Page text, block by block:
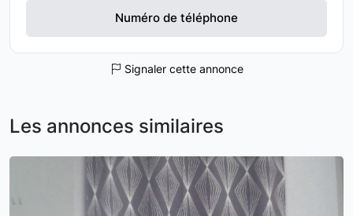
Numéro de téléphone
Signaler cette annonce
Les annonces similaires